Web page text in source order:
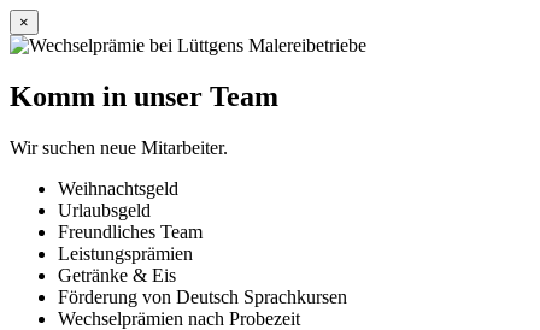
×
Komm in unser Team
Wir suchen neue Mitarbeiter.
Weihnachtsgeld
Urlaubsgeld
Freundliches Team
Leistungsprämien
Getränke & Eis
Förderung von Deutsch Sprachkursen
Wechselprämien nach Probezeit